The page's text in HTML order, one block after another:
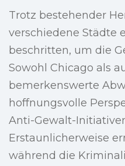
Trotz bestehender
verschiedene Städte
beschritten, um die
Sowohl Chicago als
bemerkenswerte
hoffnungsvolle
Anti-Gewalt-
Erstaunlicherweise
während die